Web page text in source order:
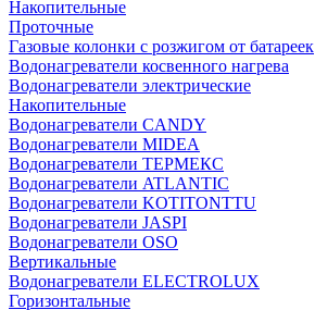
Накопительные
Проточные
Газовые колонки с розжигом от батареек
Водонагреватели косвенного нагрева
Водонагреватели электрические
Накопительные
Водонагреватели CANDY
Водонагреватели MIDEA
Водонагреватели ТЕРМЕКС
Водонагреватели ATLANTIC
Водонагреватели KOTITONTTU
Водонагреватели JASPI
Водонагреватели OSO
Вертикальные
Водонагреватели ELECTROLUX
Горизонтальные